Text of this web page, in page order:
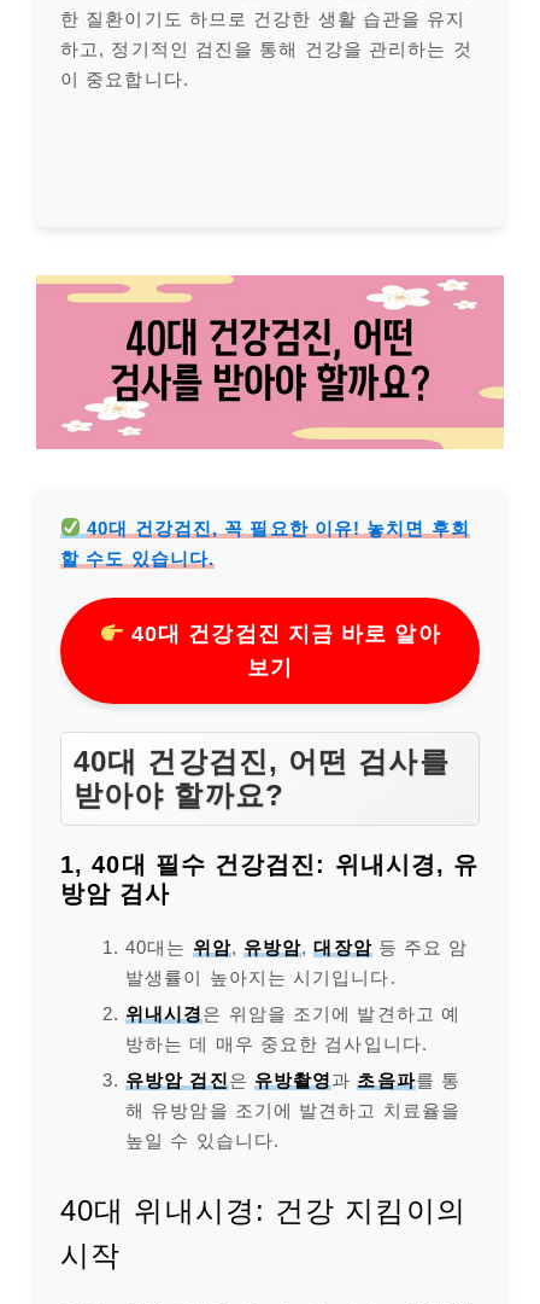
한 질환이기도 하므로 건강한 생활 습관을 유지
하고, 정기적인 검진을 통해 건강을 관리하는 것
이 중요합니다.
40대 건강검진, 꼭 필요한 이유! 놓치면 후회
할 수도 있습니다.
40대 건강검진 지금 바로 알아
보기
40대 건강검진, 어떤 검사를
받아야 할까요?
1, 40대 필수 건강검진: 위내시경, 유
방암 검사
40대는 위암, 유방암,대장암등 주요 암
발생률이 높아지는 시기입니다.
위내시경은 위암을 조기에 발견하고 예
방하는 데 매우 중요한 검사입니다.
유방암 검진 은 유방촬영과 초음파를 통
해 유방암을 조기에 발견하고 치료율을
높일 수 있습니다.
40대 위내시경: 건강 지킴이의
시작